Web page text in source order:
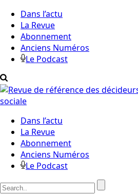
Dans l’actu
La Revue
Abonnement
Anciens Numéros
Le Podcast
Dans l’actu
La Revue
Abonnement
Anciens Numéros
Le Podcast